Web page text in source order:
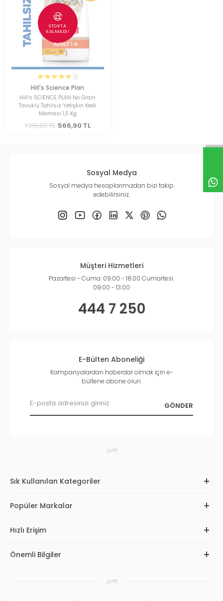
STOKTA
KALMADI!
(1)
Hill's Science Plan
Hill’s SCIENCE PLAN No Grain
Tavuklu Tahılsız Yetişkin Kedi
Maması 1,5 Kg
1.316,00 TL 566,90 TL
Sosyal Medya
Sosyal medya hesaplarımızdan bizi takip
edebilirsiniz.
Müşteri Hizmetleri
Pazartesi - Cuma: 09:00 - 18:00 Cumartesi:
09:00 - 13:00
444 7 250
E-Bülten Aboneliği
Kampanyalardan haberdar olmak için e-
bültene abone olun.
Sık Kullanılan Kategoriler
Popüler Markalar
Hızlı Erişim
Önemli Bilgiler